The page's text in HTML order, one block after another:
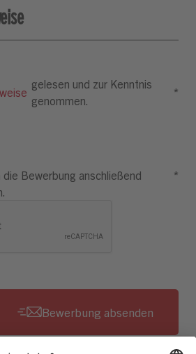
gelesen und zur Kenntnis
genommen.
*
Bewerbung anschließend
*